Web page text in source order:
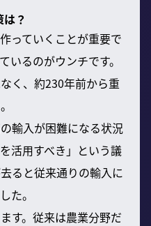
？
っていくことが重要で
いるのがウンチです。
く、約230年前から重
輸入が困難になる状況
活用すべき」という議
ると従来通りの輸入に
た。
す。従来は農業分野だ